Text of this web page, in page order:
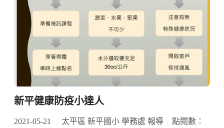
新平健康防疫小達人
2021-05-21 太平區 新平國小 學務處 報導
點閱數：